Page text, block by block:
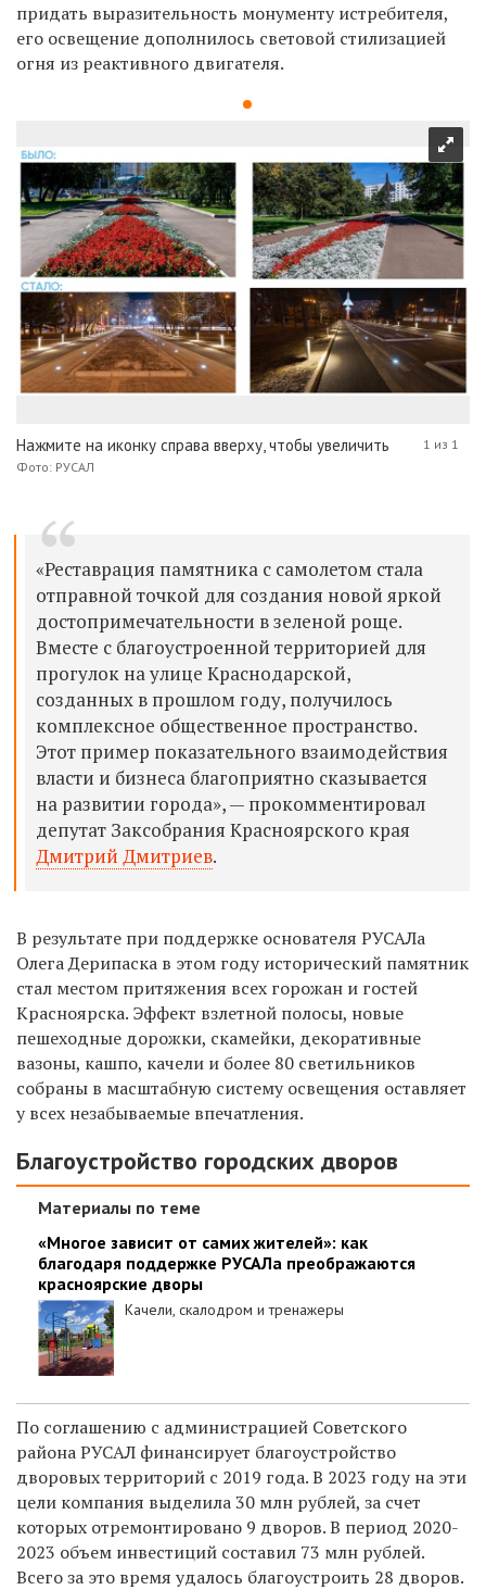
придать выразительность монументу истребителя,
его освещение дополнилось световой стилизацией
огня из реактивного двигателя.
Нажмите на иконку справа вверху, чтобы увеличить
Фото: РУСАЛ
1 из 1
«Реставрация памятника с самолетом стала
отправной точкой для создания новой яркой
достопримечательности в зеленой роще.
Вместе с благоустроенной территорией для
прогулок на улице Краснодарской,
созданных в прошлом году, получилось
комплексное общественное пространство.
Этот пример показательного взаимодействия
власти и бизнеса благоприятно сказывается
на развитии города», — прокомментировал
депутат Заксобрания Красноярского края
Дмитрий Дмитриев.
В результате при поддержке основателя РУСАЛа
Олега Дерипаска в этом году исторический памятник
стал местом притяжения всех горожан и гостей
Красноярска. Эффект взлетной полосы, новые
пешеходные дорожки, скамейки, декоративные
вазоны, кашпо, качели и более 80 светильников
собраны в масштабную систему освещения оставляет
у всех незабываемые впечатления.
Благоустройство городских дворов
Материалы по теме
«Многое зависит от самих жителей»: как
благодаря поддержке РУСАЛа преображаются
красноярские дворы
Качели, скалодром и тренажеры
По соглашению с администрацией Советского
района РУСАЛ финансирует благоустройство
дворовых территорий с 2019 года. В 2023 году на эти
цели компания выделила 30 млн рублей, за счет
которых отремонтировано 9 дворов. В период 2020-
2023 объем инвестиций составил 73 млн рублей.
Всего за это время удалось благоустроить 28 дворов.